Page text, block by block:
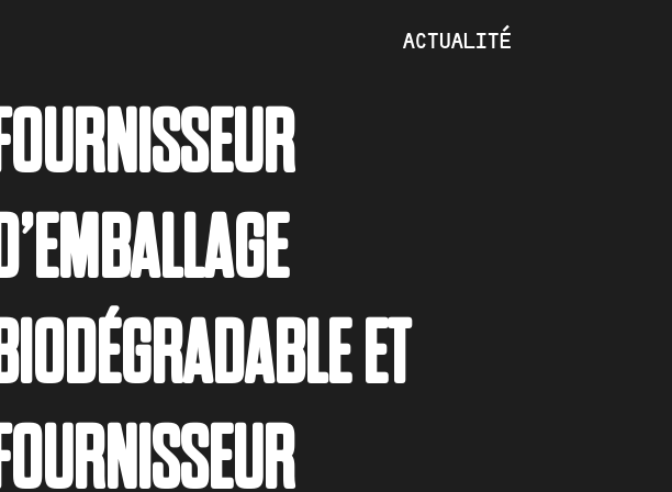
ACTUALITÉ
FOURNISSEUR
D’EMBALLAGE
BIODÉGRADABLE ET
FOURNISSEUR